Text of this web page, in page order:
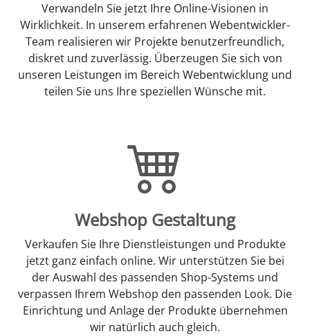
Verwandeln Sie jetzt Ihre Online-Visionen in
Wirklichkeit. In unserem erfahrenen Webentwickler-
Team realisieren wir Projekte benutzerfreundlich,
diskret und zuverlässig. Überzeugen Sie sich von
unseren Leistungen im Bereich Webentwicklung und
teilen Sie uns Ihre speziellen Wünsche mit.
Webshop Gestaltung
Verkaufen Sie Ihre Dienstleistungen und Produkte
jetzt ganz einfach online. Wir unterstützen Sie bei
der Auswahl des passenden Shop-Systems und
verpassen Ihrem Webshop den passenden Look. Die
Einrichtung und Anlage der Produkte übernehmen
wir natürlich auch gleich.